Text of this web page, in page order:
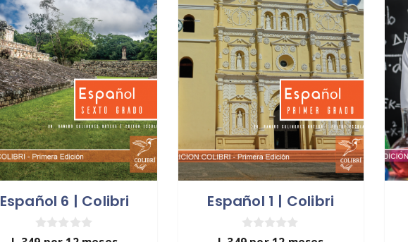
Español 6 | Colibri
0
Español 1 | Colibri
0